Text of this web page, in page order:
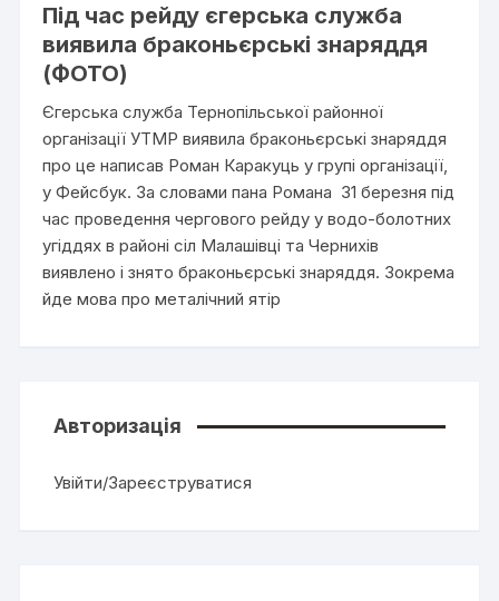
Під час рейду єгерська служба
виявила браконьєрські знаряддя
(ФОТО)
Єгерська служба Тернопільської районної
організації УТМР виявила браконьєрські знаряддя
про це написав Роман Каракуць у групі організації,
у Фейсбук. За словами пана Романа 31 березня під
час проведення чергового рейду у водо-болотних
угіддях в районі сіл Малашівці та Чернихів
виявлено і знято браконьєрські знаряддя. Зокрема
йде мова про металічний ятір
Авторизація
Увійти/Зареєструватися